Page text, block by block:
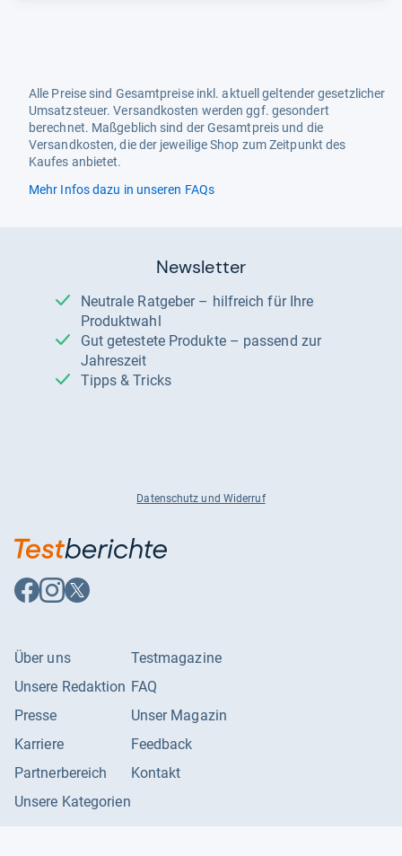
Alle Preise sind Gesamtpreise inkl. aktuell geltender gesetzlicher
Umsatzsteuer. Versandkosten werden ggf. gesondert
berechnet. Maßgeblich sind der Gesamtpreis und die
Versandkosten, die der jeweilige Shop zum Zeitpunkt des
Kaufes anbietet.
Mehr Infos dazu in unseren FAQs
Newsletter
Neutrale Ratgeber – hilfreich für Ihre
Produktwahl
Gut getestete Produkte – passend zur
Jahreszeit
Tipps & Tricks
Datenschutz und Widerruf
Auf
Facebook
Auf
Instagram
Auf
X
Über uns
Unsere Redaktion
Presse
Karriere
Partnerbereich
Unsere Kategorien
Testmagazine
FAQ
Unser Magazin
Feedback
Kontakt